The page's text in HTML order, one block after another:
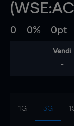
0 0% 0pt
Vendi
-
1G 3G